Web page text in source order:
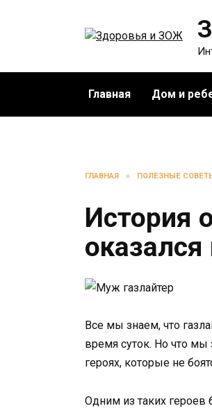
Главная Дом и
ГЛАВНАЯ » ПОЛЕЗНЫЕ
История
Все мы знаем, что
время суток. Но что
героях, которые не
Одним из таких героев